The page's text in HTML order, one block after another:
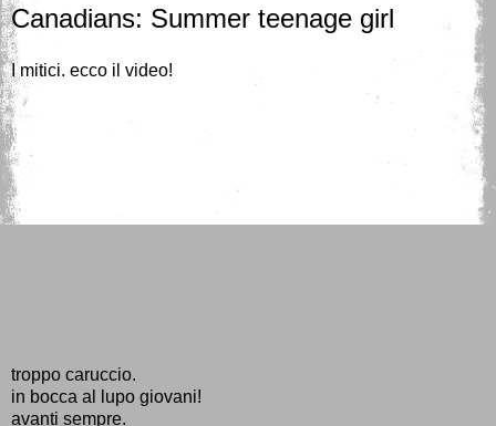
Canadians: Summer teenage girl
I mitici. ecco il video!
troppo caruccio.
in bocca al lupo giovani!
avanti sempre.